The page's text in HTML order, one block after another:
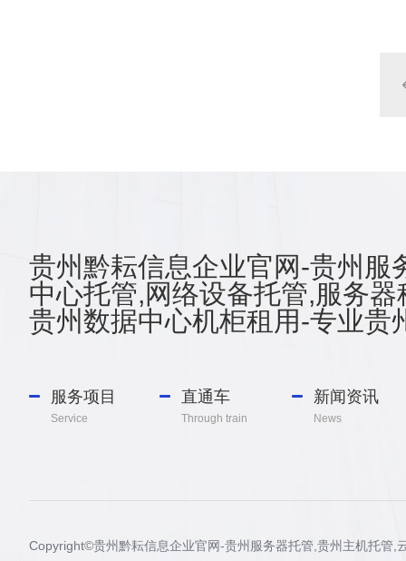
贵州黔耘信息企业官网-贵州服
中心托管,网络设备托管,服务
贵州数据中心机柜租用-专业贵
服务项目
Service
直通车
Through train
新闻资讯
News
Copyright©贵州黔耘信息企业官网-贵州服务器托管,贵州主机托管